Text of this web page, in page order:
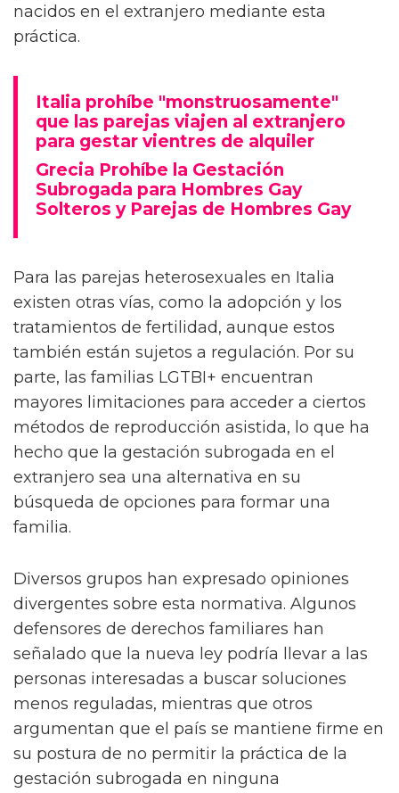
nacidos en el extranjero mediante esta
práctica.
Italia prohíbe "monstruosamente"
que las parejas viajen al extranjero
para gestar vientres de alquiler
Grecia Prohíbe la Gestación
Subrogada para Hombres Gay
Solteros y Parejas de Hombres Gay
Para las parejas heterosexuales en Italia
existen otras vías, como la adopción y los
tratamientos de fertilidad, aunque estos
también están sujetos a regulación. Por su
parte, las familias LGTBI+ encuentran
mayores limitaciones para acceder a ciertos
métodos de reproducción asistida, lo que ha
hecho que la gestación subrogada en el
extranjero sea una alternativa en su
búsqueda de opciones para formar una
familia.
Diversos grupos han expresado opiniones
divergentes sobre esta normativa. Algunos
defensores de derechos familiares han
señalado que la nueva ley podría llevar a las
personas interesadas a buscar soluciones
menos reguladas, mientras que otros
argumentan que el país se mantiene firme en
su postura de no permitir la práctica de la
gestación subrogada en ninguna